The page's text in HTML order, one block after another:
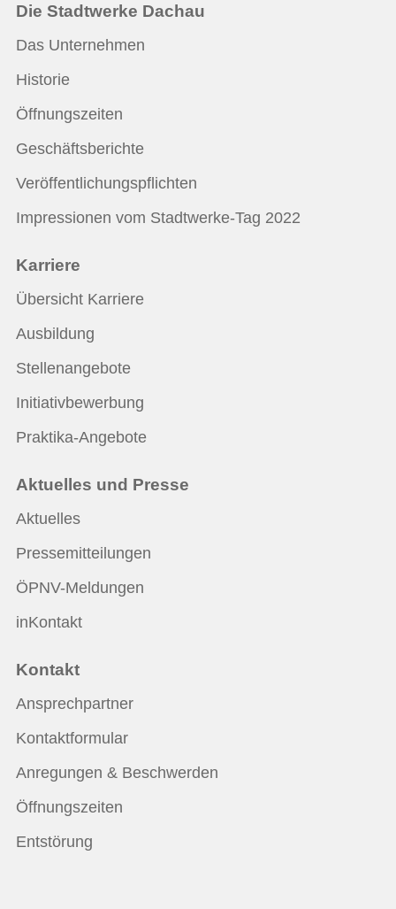
Die Stadtwerke Dachau
Das Unternehmen
Historie
Öffnungszeiten
Geschäftsberichte
Veröffentlichungspflichten
Impressionen vom Stadtwerke-Tag 2022
Karriere
Übersicht Karriere
Ausbildung
Stellenangebote
Initiativbewerbung
Praktika-Angebote
Aktuelles und Presse
Aktuelles
Pressemitteilungen
ÖPNV-Meldungen
inKontakt
Kontakt
Ansprechpartner
Kontaktformular
Anregungen & Beschwerden
Öffnungszeiten
Entstörung